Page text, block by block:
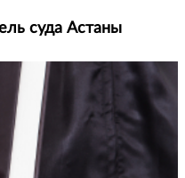
суда Астаны